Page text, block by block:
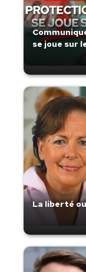
se joue sur
La liberté